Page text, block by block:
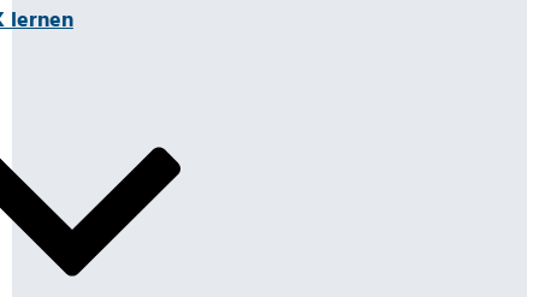
lernen